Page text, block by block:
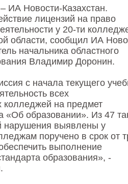
Новости-Казахстан.
лицензий на право
у 20-ти
области, сообщил ИА
начальника областного
Владимир Доронин.
с начала текущего
всех
колледжей на предмет
«Об образовании». Из 47
нарушения выявлены у
поручено в срок от
выполнение
образования», -